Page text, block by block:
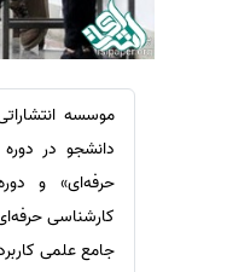
سفارش معرفی کتاب
سفارش چکیده
سفارش ترجمه
سفارش گویندگی
سفارش تولید محتوا
سفارش ترجمه
سفارش چکیده
موسسه
دانشجو در
حرفه‌ای» و
کارشناسی
جامع علمی